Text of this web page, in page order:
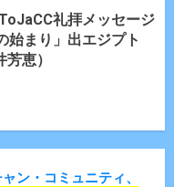
礼拝メッセージ
始まり」出エジプト
恵）
ン・コミュニティ、